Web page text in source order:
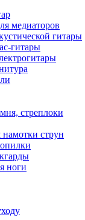
медиаторов
гитары
гитары
стреплоки
струн
ноги